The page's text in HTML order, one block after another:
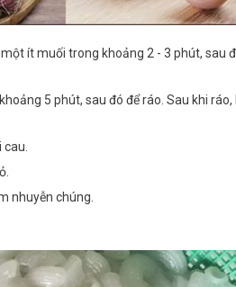
ít muối trong khoảng 2 - 3 phút, sau
5 phút, sau đó để ráo. Sau khi
nhuyễn chúng.